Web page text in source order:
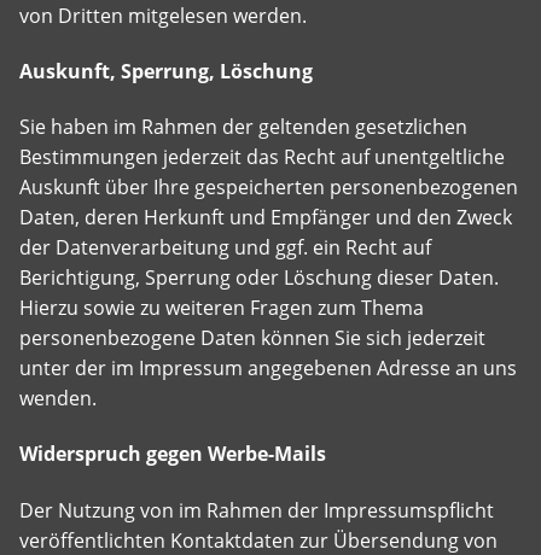
von Dritten mitgelesen werden.
Auskunft, Sperrung, Löschung
Sie haben im Rahmen der geltenden gesetzlichen
Bestimmungen jederzeit das Recht auf unentgeltliche
Auskunft über Ihre gespeicherten personenbezogenen
Daten, deren Herkunft und Empfänger und den Zweck
der Datenverarbeitung und ggf. ein Recht auf
Berichtigung, Sperrung oder Löschung dieser Daten.
Hierzu sowie zu weiteren Fragen zum Thema
personenbezogene Daten können Sie sich jederzeit
unter der im Impressum angegebenen Adresse an uns
wenden.
Widerspruch gegen Werbe-Mails
Der Nutzung von im Rahmen der Impressumspflicht
veröffentlichten Kontaktdaten zur Übersendung von